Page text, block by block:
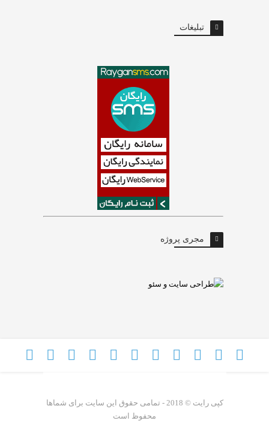
تبلیغات
مجری پروژه
کپی رایت © 2018 - تمامی حقوق این سایت برای شماها
محفوظ است